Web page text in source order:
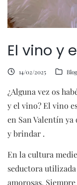
El vino y
14/02/2025 Blog
¿Alguna vez os
y el vino? El vino
en San Valentín
y brindar .
En la cultura
seductora
amorosas.